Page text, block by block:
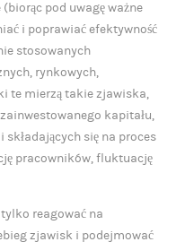
pod uwagę ważne
i poprawiać efektywność
stosowanych
rynkowych,
te mierzą takie zjawiska,
kapitału,
się na proces
pracowników, fluktuację
reagować na
zjawisk i podejmować